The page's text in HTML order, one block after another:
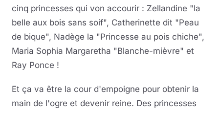
cinq princesses qui von accourir : Zellandine "la
belle aux bois sans soif", Catherinette dit "Peau
de bique", Nadège la "Princesse au pois chiche",
Maria Sophia Margaretha "Blanche-mièvre" et
Ray Ponce !
Et ça va être la cour d'empoigne pour obtenir la
main de l'ogre et devenir reine. Des princesses